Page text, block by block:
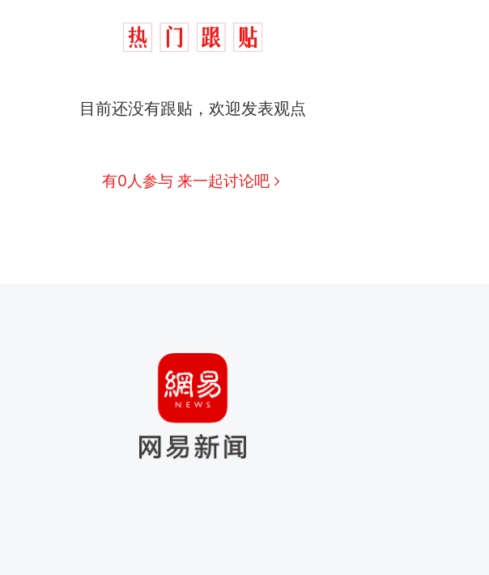
目前还没有跟贴，欢迎发表观点
有0人参与 来一起讨论吧